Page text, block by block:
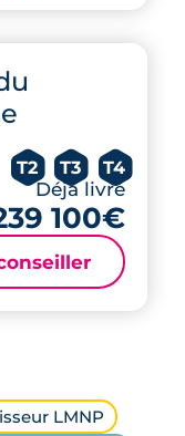
T2 T3 T4
Déjà livré
100€
LMNP